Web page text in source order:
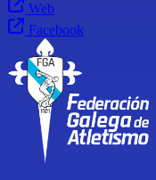
Web
Facebook